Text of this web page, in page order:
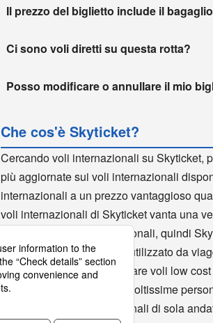
Il prezzo del biglietto include il
Ci sono voli diretti su questa rotta?
Posso modificare o annullare il mio
Che cos'è Skyticket?
Cercando voli internazionali su Skyticket,
più aggiornate sui voli internazionali
internazionali a un prezzo vantaggioso
voli internazionali di Skyticket vanta una
prenotazione voli internazionali, quindi
internazionali. Skyticket è utilizzato da
sito di voli low cost. Prenotare voli low
di volte ed è utilizzata da moltissime
prenotazioni per voli nazionali di sola